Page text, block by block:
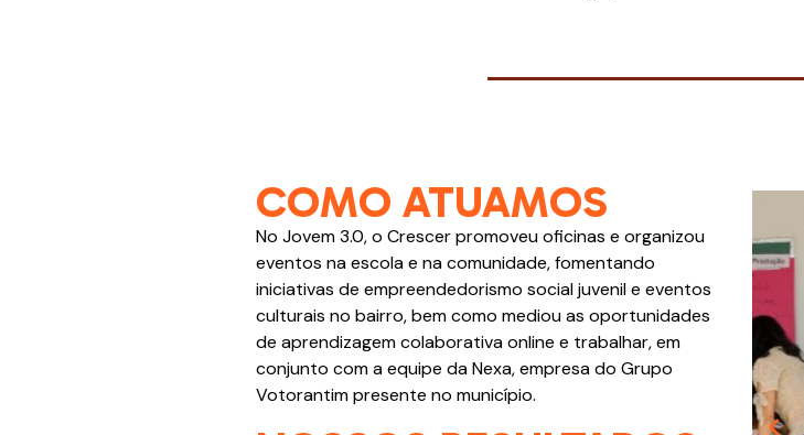
COMO ATUAMOS
No Jovem 3.0, o Crescer promoveu oficinas e organizou
eventos na escola e na comunidade, fomentando
iniciativas de empreendedorismo social juvenil e eventos
culturais no bairro, bem como mediou as oportunidades
de aprendizagem colaborativa online e trabalhar, em
conjunto com a equipe da Nexa, empresa do Grupo
Votorantim presente no município.